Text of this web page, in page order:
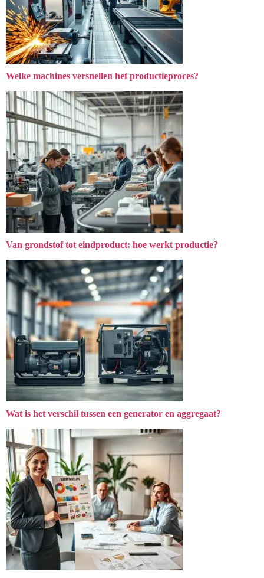
Welke machines versnellen het productieproces?
Van grondstof tot eindproduct: hoe werkt productie?
Wat is het verschil tussen een generator en aggregaat?